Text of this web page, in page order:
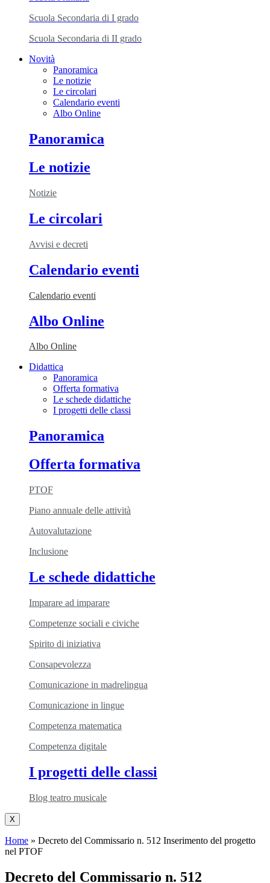
Scuola Secondaria di I grado
Scuola Secondaria di II grado
Novità
Panoramica
Le notizie
Le circolari
Calendario eventi
Albo Online
Panoramica
Le notizie
Notizie
Le circolari
Avvisi e decreti
Calendario eventi
Calendario eventi
Albo Online
Albo Online
Didattica
Panoramica
Offerta formativa
Le schede didattiche
I progetti delle classi
Panoramica
Offerta formativa
PTOF
Piano annuale delle attività
Autovalutazione
Inclusione
Le schede didattiche
Imparare ad imparare
Competenze sociali e civiche
Spirito di iniziativa
Consapevolezza
Comunicazione in madrelingua
Comunicazione in lingue
Competenza matematica
Competenza digitale
I progetti delle classi
Blog teatro musicale
X
Home » Decreto del Commissario n. 512 Inserimento del progetto
nel PTOF
Decreto del Commissario n. 512